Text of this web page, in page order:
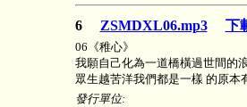
6 ZSMDXL06.mp3 下
06《稚心》
我願自己化為一道橋橫過世間的
眾生越苦洋我們都是一樣 的原
發行單位: